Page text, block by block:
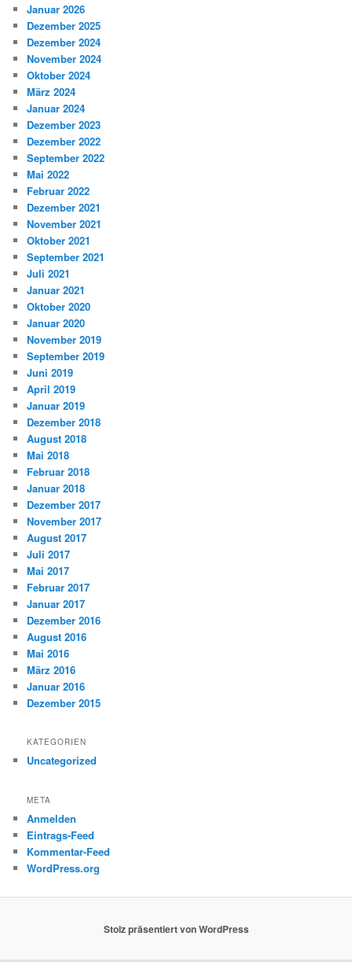
Januar 2026
Dezember 2025
Dezember 2024
November 2024
Oktober 2024
März 2024
Januar 2024
Dezember 2023
Dezember 2022
September 2022
Mai 2022
Februar 2022
Dezember 2021
November 2021
Oktober 2021
September 2021
Juli 2021
Januar 2021
Oktober 2020
Januar 2020
November 2019
September 2019
Juni 2019
April 2019
Januar 2019
Dezember 2018
August 2018
Mai 2018
Februar 2018
Januar 2018
Dezember 2017
November 2017
August 2017
Juli 2017
Mai 2017
Februar 2017
Januar 2017
Dezember 2016
August 2016
Mai 2016
März 2016
Januar 2016
Dezember 2015
KATEGORIEN
Uncategorized
META
Anmelden
Eintrags-Feed
Kommentar-Feed
WordPress.org
Stolz präsentiert von WordPress